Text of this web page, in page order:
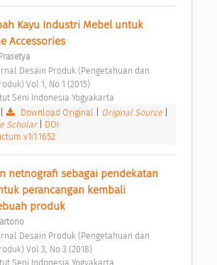
Kayu Industri Mebel untuk
Accessories
Vol 1, No 1 (2015)
Seni Indonesia Yogyakarta
Download Original Original Source
Scholar
DOI:
netnografi sebagai pendekatan
perancangan kembali
produk
Vol 3, No 3 (2018)
Seni Indonesia Yogyakarta